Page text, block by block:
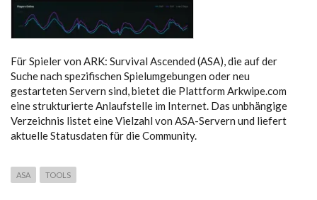
Für Spieler von ARK: Survival Ascended (ASA), die auf der
Suche nach spezifischen Spielumgebungen oder neu
gestarteten Servern sind, bietet die Plattform Arkwipe.com
eine strukturierte Anlaufstelle im Internet. Das unbhängige
Verzeichnis listet eine Vielzahl von ASA-Servern und liefert
aktuelle Statusdaten für die Community.
ASA TOOLS